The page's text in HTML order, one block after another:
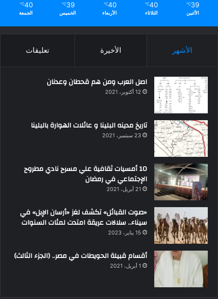
39
℃
الأثنين
40
℃
الثلاثاء
40
℃
الأربعاء
39
℃
الخميس
40
℃
الجمعة
الأشهر الأخيرة تعليقات
اصل العرب ومن هم قحطان وعدنان
12 أكتوبر، 2021
تاريخ مدينه البلينا و عائلات الهوارة بالبلينا
23 سبتمبر، 2021
10 أمسيات ثقافية علي مسرح نادي مطروح
الإجتماعي في رمضان
21 أبريل، 2021
«صوت القبائل» تكشف لغز «أرسان الإبل» في
سيناء.. سلالات عريقة امتدت لمئات السنوات
15 يناير، 2023
أقسام قبيلة الحويطات في مصر.. (الجزء الثالث)
1 أبريل، 2021